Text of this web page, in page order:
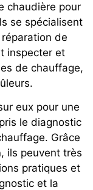
chaudière pour
se spécialisent
de
inspecter et
de chauffage,
eux pour une
le diagnostic
Grâce
ils peuvent très
pratiques et
et la